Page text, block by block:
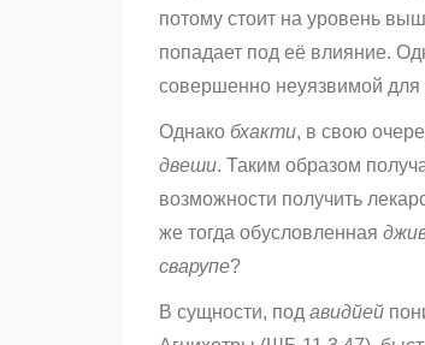
потому стоит на уровень
попадает под её влияние.
совершенно неуязвимой для
Однако бхакти, в свою
двеши. Таким образом
возможности получить
же тогда обусловленная
сварупе?
В сущности, под авидйей